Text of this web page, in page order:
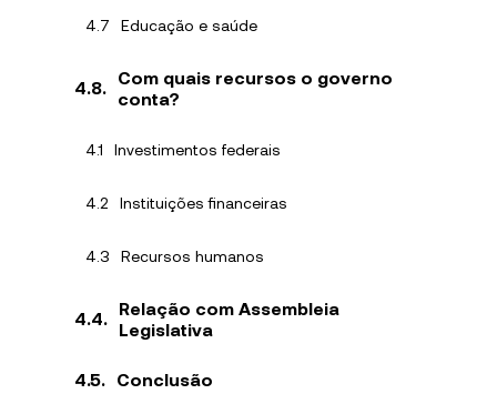
Educação e saúde
Com quais recursos o governo
conta?
Investimentos federais
Instituições financeiras
Recursos humanos
Relação com Assembleia
Legislativa
Conclusão